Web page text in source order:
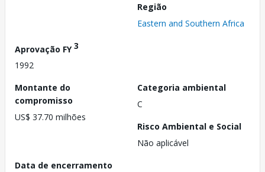
Região
Eastern and Southern Africa
Aprovação FY3
1992
Montante do
compromisso
US$ 37.70 milhões
Categoria ambiental
C
Risco Ambiental e Social
Não aplicável
Data de encerramento